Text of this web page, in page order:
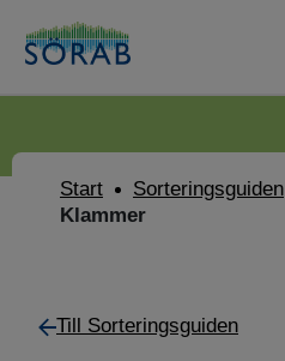
Start Sorteringsguiden
Klammer
Till Sorteringsguiden